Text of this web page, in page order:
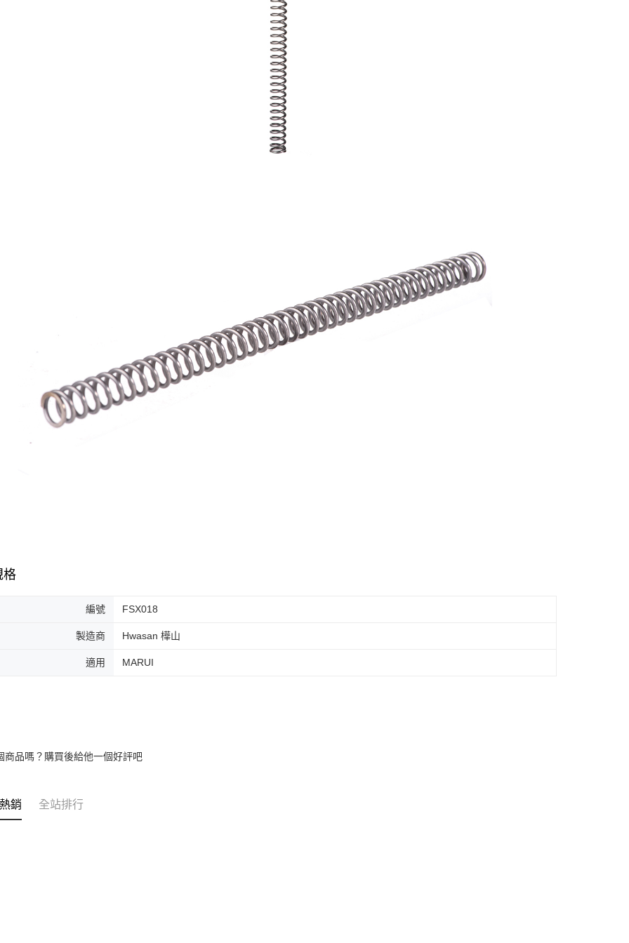
１．透過由恩沛科技股份有限公司提供之「AFTEE先享後付」服務完成之
交易，需依本服務之必要範圍內提供個人資料，並將交易相關給付款項請
求債權轉讓予恩沛科技股份有限公司。
２．關於個人資料處理事宜，請瀏覽以下網址：
https://aftee.tw/terms/#terms3
３．未成年的使用者請事先徵得法定代理人或監護人之同意方可使用
「AFTEE先享後付」，若未經同意申辦者引起之損失，本公司不負相關責
任。
４．使用「AFTEE先享後付」時，將依據個別帳號之用戶狀況，依本公司
即時審查核予不同之上限額度；若仍有額度不足之情形，本公司將視審查
結果請求用戶進行身份認證。
５．嚴禁一人註冊多個帳號或使用他人資訊註冊。若發現惡意使用之情
每筆NT$200，滿NT$2,000(含以上)免運費
郵局
每筆NT$150，滿NT$2,000(含以上)免運費
宅配
每筆NT$400
貨到付款-黑貓
每筆NT$200，滿NT$2,000(含以上)免運費
格
編號 FSX018
製造商 Hwasan 樺山
適用 MARUI
商品嗎？購買後給他一個好評吧
銷 全站排行